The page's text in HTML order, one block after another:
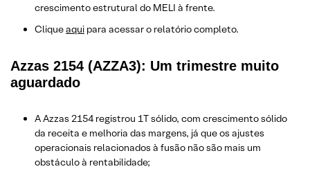
crescimento estrutural do MELI à frente.
Cliqueaqui para acessar o relatório completo.
Azzas 2154 (AZZA3): Um trimestre muito
aguardado
A Azzas 2154 registrou 1T sólido, com crescimento sólido
da receita e melhoria das margens, já que os ajustes
operacionais relacionados à fusão não são mais um
obstáculo à rentabilidade;